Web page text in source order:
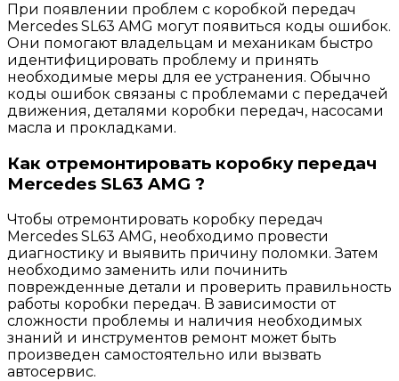
При появлении проблем с коробкой передач
Mercedes SL63 AMG могут появиться коды ошибок.
Они помогают владельцам и механикам быстро
идентифицировать проблему и принять
необходимые меры для ее устранения. Обычно
коды ошибок связаны с проблемами с передачей
движения, деталями коробки передач, насосами
масла и прокладками.
Как отремонтировать коробку передач
Mercedes SL63 AMG ?
Чтобы отремонтировать коробку передач
Mercedes SL63 AMG, необходимо провести
диагностику и выявить причину поломки. Затем
необходимо заменить или починить
поврежденные детали и проверить правильность
работы коробки передач. В зависимости от
сложности проблемы и наличия необходимых
знаний и инструментов ремонт может быть
произведен самостоятельно или вызвать
автосервис.